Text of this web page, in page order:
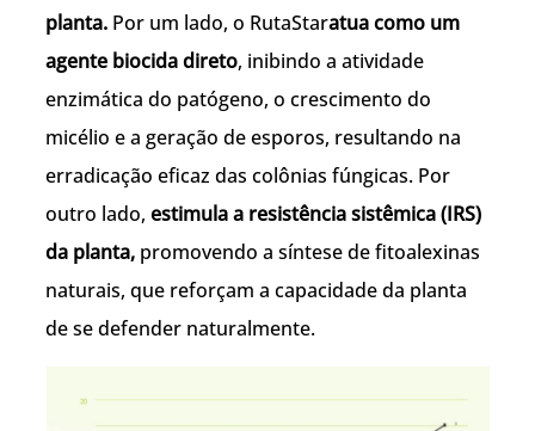
planta. Por um lado, o RutaStaratua como um
agente biocida direto, inibindo a atividade
enzimática do patógeno, o crescimento do
micélio e a geração de esporos, resultando na
erradicação eficaz das colônias fúngicas. Por
outro lado,estimula a resistência sistêmica (IRS)
da planta, promovendo a síntese de fitoalexinas
naturais, que reforçam a capacidade da planta
de se defender naturalmente.